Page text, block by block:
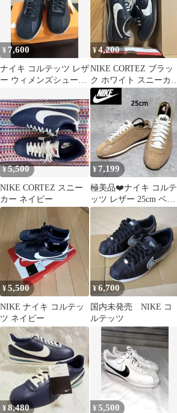
¥ 7,600
ナイキ コルテッツ レザ
ー ウィメンズシューズ
¥4,200
NIKE CORTEZ ブラッ
ク ホワイト スニーカ
ー 値下げ◎
¥5,500
NIKE CORTEZ スニー
カー ネイビー
¥7,199
極美品❤️ナイキ コルテ
ッツ レザー 25cm ベー
ジュ パンチング 希少
¥5,500
NIKE ナイキ コルテッ
ツ ネイビー
¥6,700
国内未発売 NIKE コ
ルテッツ
¥8,480 ¥5,500